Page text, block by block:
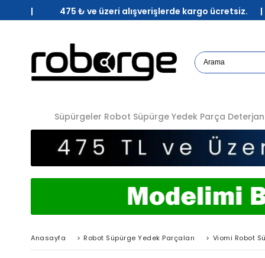
| 475 ₺ ve üzeri alışverişlerde kargo ücretsiz. |
Süpürgeler Robot Süpürge Yedek Parça
Anasayfa > Robot Süpürge Yedek Parçaları > Viomi Robot